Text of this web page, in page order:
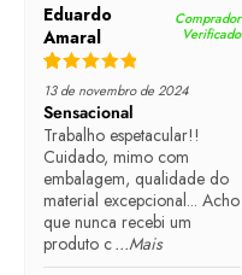
Eduardo
Amaral
Comprador
Verificado
Rated out of 5
13 de novembro de 2024
Sensacional
Trabalho espetacular!!
Cuidado, mimo com
embalagem, qualidade do
material excepcional... Acho
que nunca recebi um
produto c...Mais